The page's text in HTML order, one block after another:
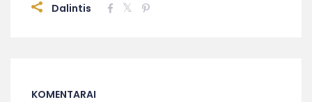
Dalintis
KOMENTARAI